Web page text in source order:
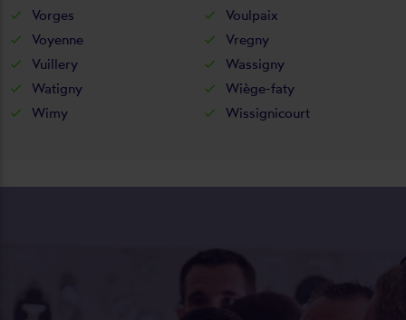
Vorges
Voulpaix
Voyenne
Vregny
Vuillery
Wassigny
Watigny
Wiège-faty
Wimy
Wissignicourt